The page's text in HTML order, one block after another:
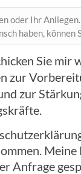
Sie mir
zur
zur
Anfrage